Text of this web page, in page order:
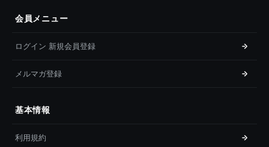
会員メニュー
ログイン 新規会員登録
メルマガ登録
基本情報
利用規約